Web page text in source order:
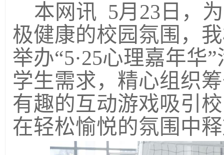
本网讯 5月 23 日，
极健康的校园氛围，
举办“5·25心理嘉年华
学生需求，精心组织
有趣的互动游戏吸引
在轻松愉悦的氛围中